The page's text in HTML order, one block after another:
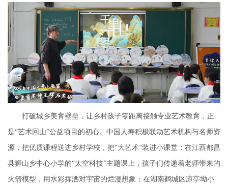
打破城乡美育壁垒，让乡村孩子零距离接触专业艺术教育，正
是“艺术回山”公益项目的初心。中国人寿积极联动艺术机构与名师资
源，把优质课程送进乡村学校，把“大艺术”装进小课堂：在江西都昌
县狮山乡中心小学的“太空科技”主题课上，孩子们传递着老师带来的
火箭模型，用水彩挥洒对宇宙的烂漫想象；在湖南鹤城区凉亭坳小